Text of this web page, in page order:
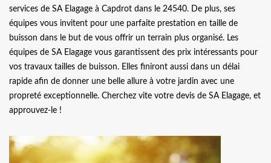
services de SA Elagage à Capdrot dans le 24540. De plus, ses
équipes vous invitent pour une parfaite prestation en taille de
buisson dans le but de vous offrir un terrain plus organisé. Les
équipes de SA Elagage vous garantissent des prix intéressants pour
vos travaux tailles de buisson. Elles finiront aussi dans un délai
rapide afin de donner une belle allure à votre jardin avec une
propreté exceptionnelle. Cherchez vite votre devis de SA Elagage, et
approuvez-le !